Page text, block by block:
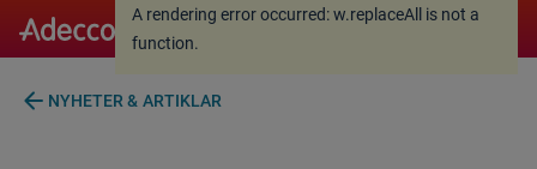
A rendering error occurred:
function.
A rendering error occurred:w.replaceAll is not a
function.
arrow_back NYHETER & ARTIKLAR